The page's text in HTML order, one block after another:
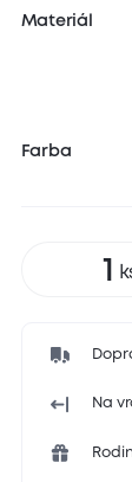
Materiál
Farba
Na